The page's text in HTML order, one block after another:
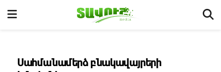
Սահմանամերձ բնակավայրերի